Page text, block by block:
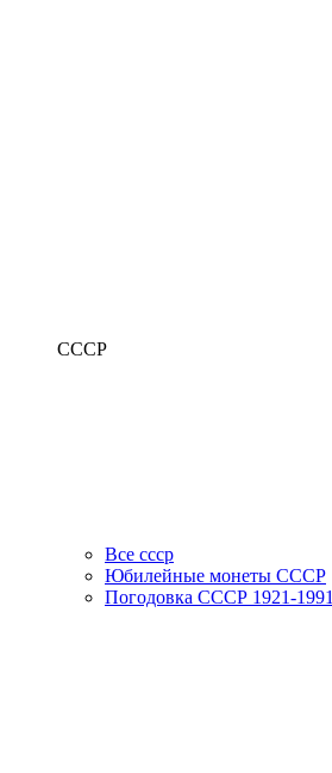
СССР
Все ссср
Юбилейные монеты СССР
Погодовка СССР 1921-1991